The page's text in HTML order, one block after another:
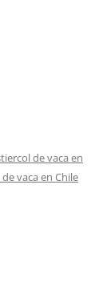
de vaca en
vaca en Chile